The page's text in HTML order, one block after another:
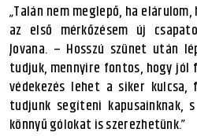
„Talán nem meglepő, ha
az első mérkőzésem új
Jovana. – Hosszú szünet után
tudjuk, mennyire fontos, hogy jól
védekezés lehet a siker
tudjunk segíteni kapusainknak,
könnyű gólokat is szerezhetünk.”